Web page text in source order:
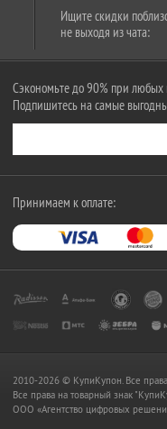
Ищите скидки
не выходя из чата:
Сэкономьте до 90% при любых
Подпишитесь на самые
Принимаем к оплате:
2010-2026 © КупиКупон. Все
Все права на товарный знак
OOO «Агентство цифровых